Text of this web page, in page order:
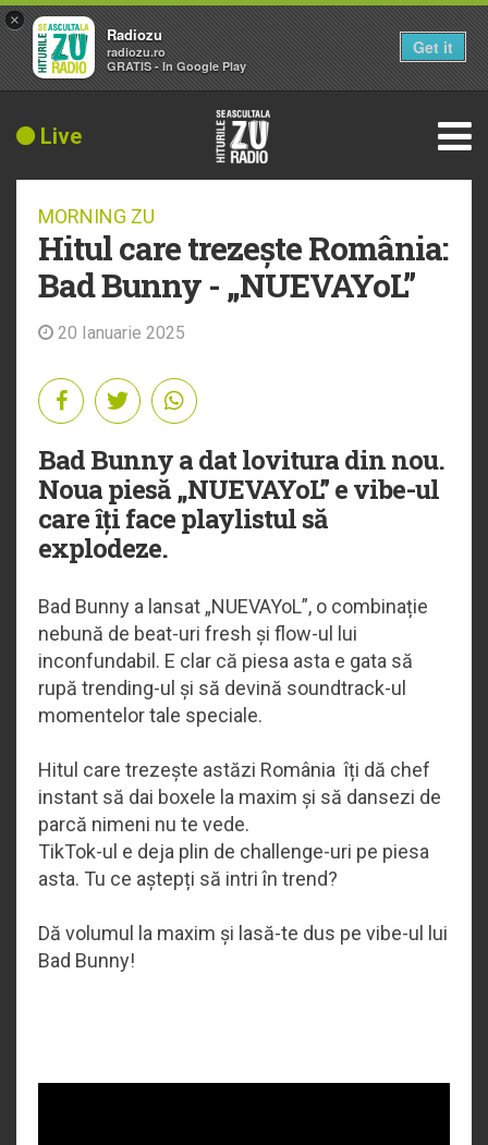
Live
MORNING ZU
Hitul care trezește România:
Bad Bunny - „NUEVAYoL”
20 Ianuarie 2025
Bad Bunny a dat lovitura din nou.
Noua piesă „NUEVAYoL” e vibe-ul
care îți face playlistul să
explodeze.
Bad Bunny a lansat „NUEVAYoL”, o combinație
nebună de beat-uri fresh și flow-ul lui
inconfundabil. E clar că piesa asta e gata să
rupă trending-ul și să devină soundtrack-ul
momentelor tale speciale.
Hitul care trezește astăzi România îți dă chef
instant să dai boxele la maxim și să dansezi de
parcă nimeni nu te vede.
TikTok-ul e deja plin de challenge-uri pe piesa
asta. Tu ce aștepți să intri în trend?
Dă volumul la maxim și lasă-te dus pe vibe-ul lui
Bad Bunny!
×
Radiozu
radiozu.ro
GRATIS - In Google Play
Get it